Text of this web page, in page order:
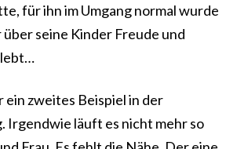
für ihn im Umgang normal wurde
über seine Kinder Freude und
ein zweites Beispiel in der
Irgendwie läuft es nicht mehr so